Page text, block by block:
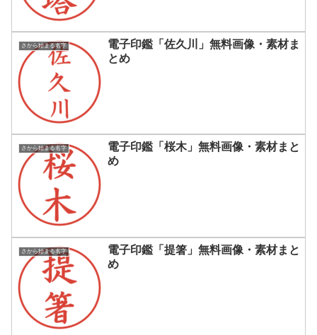
さから始まる名字
電子印鑑「佐久川」無料画像・素材ま
とめ
さから始まる名字
電子印鑑「桜木」無料画像・素材まと
め
さから始まる名字
電子印鑑「提箸」無料画像・素材まと
め